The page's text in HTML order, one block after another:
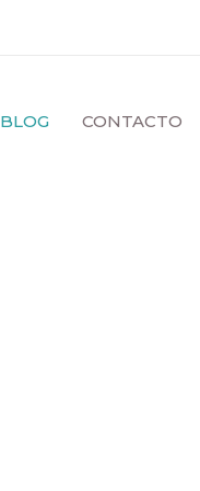
BLOG CONTACTO